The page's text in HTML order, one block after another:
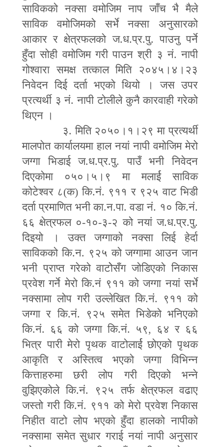
साविकको नक्सा वमोजिम नाप जाँच भै मैले
साविक वमोजिमको सर्भे नक्सा अनुसारको
आकार र क्षेत्रफलको ज.ध.प्र.पु. पाउनु पर्ने
हुँदा सोही वमोजिम गरी पाउन श्री ३ नं. नापी
गोश्वारा समक्ष तत्काल मिति २०४५।४।२३
निवेदन दिई दर्ता भएको थियो । जस उपर
प्रत्यर्थी ३ नं. नापी टोलीले कुनै कारवाही गरेको
थिएन ।
३. मिति २०५०।१।२९ मा प्रत्यर्थी
मालपोत कार्यालयमा हाल नयां नापी वमोजिम मेरो
जग्गा भिडाई ज.ध.प्र.पु. पाउँ भनी निवेदन
दिएकोमा ०५०।५।९ मा मलार्ई साविक
कोटेश्वर ८(क) कि.नं. ९११ र ९२५ वाट भिडी
दर्ता प्रमाणित भनी का.न.पा. वडा नं. १० कि.नं.
६६ क्षेत्रफल ०-१०-३-२ को नयां ज.ध.प्र.पु.
दिइयो । उक्त जग्गाको नक्सा लिई हेर्दा
साविकको कि.न. ९२५ को जग्गामा आउन जान
भनी प्राप्त गरेको वाटोेसँग जोडिएको निकास
प्रवेश गर्ने मेरो कि.नं ९११ को जग्गा नयां सर्भे
नक्सामा लोप गरी उल्लेखित कि.नं. ९११ को
जग्गा र कि.नं. ९२५ समेत भिडेको भनिएको
कि.नं. ६६ को जग्गा कि.नं. ५९, ६४ र ६६
भित्र पारी मेरो पृथक वाटोलार्ई छोएको पृथक
आकृति र अस्तित्व भएको जग्गा विभिन्न
कित्ताहरुमा छरी लोप गरी दिएको भन्ने
वुझिएकोले कि.नं. ९२५ तर्फ क्षेत्रफल वढाए
जस्तो गरी कि.नं. ९११ को मेरो प्रवेश निकास
निहीत वाटो लोप भएको हुँदा हालको नापीको
नक्सामा समेत सुधार गराई नयां नापी अनुसार